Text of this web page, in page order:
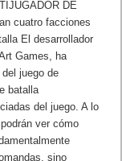
DE
cuatro facciones
El desarrollador
Games, ha
juego de
batalla
del juego. A lo
ver cómo
sino